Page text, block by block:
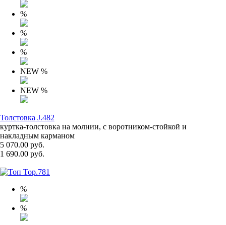
%
%
%
NEW %
NEW %
Толстовка J.482
куртка-толстовка на молнии, с воротником-стойкой и
накладным карманом
5 070.00 руб.
1 690.00 руб.
%
%